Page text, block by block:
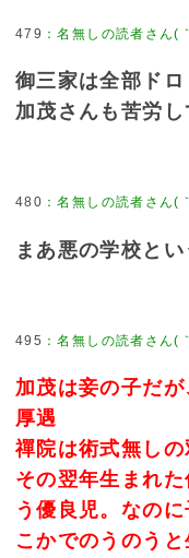
479 ：名無しの読者さん(
御三家は全部ド
加茂さんも苦労
480 ：名無しの読者さん(
まあ悪の学校と
495 ：名無しの読者さん(
加茂は妾の子だ
厚遇
禪院は術式無し
その翌年生まれ
う優良児。なの
こかでのうのう